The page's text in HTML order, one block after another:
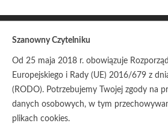
POLITYKA PRYWATNOŚCI
© Copyright 2017Stowarzyszenie
Szanowny Czytelniku
Od 25 maja 2018 r. obowiązuje
Europejskiego i Rady (UE) 2016/679 z
(RODO). Potrzebujemy Twojej zgody na
danych osobowych, w tym
plikach cookies.